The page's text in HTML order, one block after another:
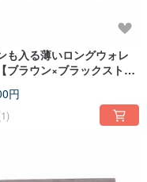
も入る薄いロングウォレ
ブラウン×ブラックストラ
円